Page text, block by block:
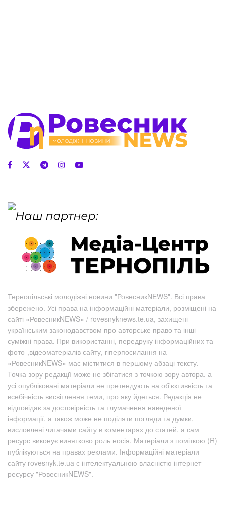
Тернопільські молодіжні новини "РовесникNEWS". Всі права
збережено. Усі права на інформаційні матеріали, розміщені на
сайті «РовесникNEWS» / rovesnyknews.te.ua, захищені
українським законодавством про авторське право та інші
суміжні права. При використанні, передруку інформаційних та
фото-,відеоматеріалів сайту, гіперпосилання на
«РовесникNEWS» має міститися в першому абзаці тексту.
Точка зору редакції може не збігатися з точкою зору автора, а
усі опубліковані матеріали не претендують на об'єктивність та
всебічність висвітлення теми, про яку йдеться. Редакція не
відповідає за достовірність та тлумачення наведеної
інформації, а також може не поділяти погляди та думки,
висловлені читачами сайту в коментарях до статей, а сам
ресурс виконує винятково роль носія. Матеріали з поміткою (R)
публікуються на правах реклами. Інформаційні матеріали
сайту rovesnyk.te.ua є інтелектуальною власністю інтернет-
ресурсу "РовесникNEWS".